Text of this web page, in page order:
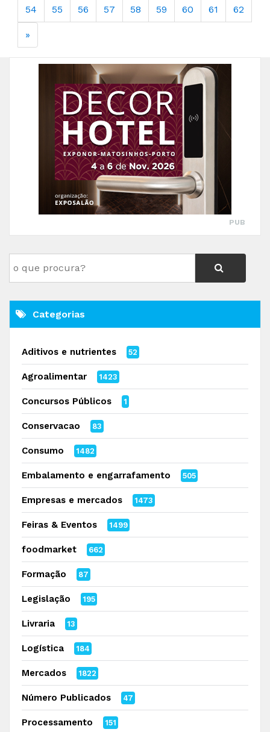
54 55 56 57 58 59 60 61 62
»
PUB
Categorias
Aditivos e nutrientes 52
Agroalimentar 1423
Concursos Públicos 1
Conservacao 83
Consumo 1482
Embalamento e engarrafamento 505
Empresas e mercados 1473
Feiras & Eventos 1499
foodmarket 662
Formação 87
Legislação 195
Livraria 13
Logística 184
Mercados 1822
Número Publicados 47
Processamento 151